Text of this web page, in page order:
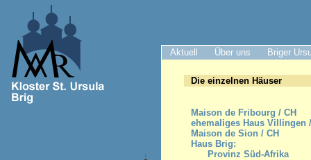
Aktuell Über uns Briger
Die einzelnen Häuser
Maison de Fribourg / CH
ehemaliges Haus Villingen
Maison de Sion / CH
Haus Brig:
Provinz Süd-Afrika